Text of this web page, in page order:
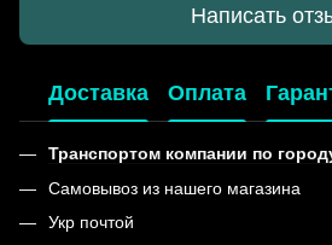
Написать
Доставка Оплата
Транспортом компании по
Самовывоз из нашего магазина
Укр почтой